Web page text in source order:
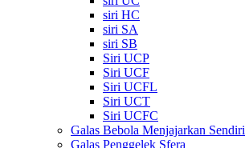
siri HC
siri SA
siri SB
Siri UCP
Siri UCF
Siri UCFL
Siri UCT
Siri UCFC
Galas Bebola Menjajarkan Sendiri
Galas Penggelek Sfera